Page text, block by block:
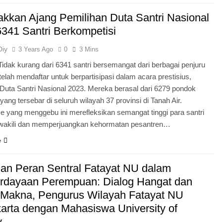
Ajang Pemilihan Duta Santri Nasional
Santri Berkompetisi
3 Years Ago 0 3 Mins
kurang dari 6341 santri bersemangat dari berbagai penjuru
mendaftar untuk berpartisipasi dalam acara prestisius,
Santri Nasional 2023. Mereka berasal dari 6279 pondok
tersebar di seluruh wilayah 37 provinsi di Tanah Air.
yang menggebu ini merefleksikan semangat tinggi para santri
dan memperjuangkan kehormatan pesantren…
Peran Sentral Fatayat NU dalam
Perempuan: Dialog Hangat dan
Pengurus Wilayah Fatayat NU
dengan Mahasiswa University of